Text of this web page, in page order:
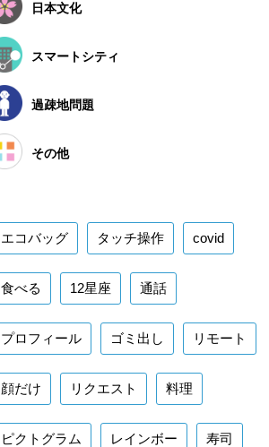
日本文化
スマートシティ
過疎地問題
その他
エコバッグ タッチ操作 covid
食べる 12星座 通話
プロフィール ゴミ出し リモート
顔だけ リクエスト 料理
ピクトグラム レインボー 寿司